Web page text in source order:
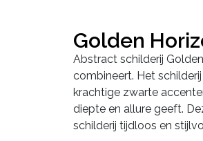
Golden
Abstract schilderij
combineert. Het
krachtige zwarte
diepte en allure geeft.
schilderij tijdloos en